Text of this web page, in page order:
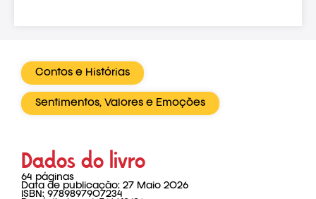
Contos e Histórias
Sentimentos, Valores e Emoções
Dados do livro
64 páginas
Data de publicação: 27 Maio 2026
ISBN: 9789897907234